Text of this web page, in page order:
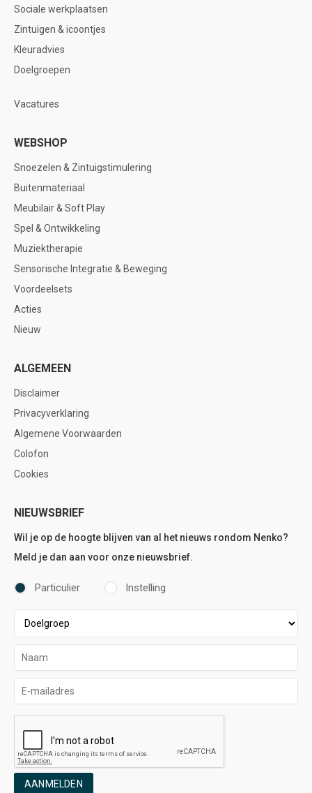
Sociale werkplaatsen
Zintuigen & icoontjes
Kleuradvies
Doelgroepen
Vacatures
WEBSHOP
Snoezelen & Zintuigstimulering
Buitenmateriaal
Meubilair & Soft Play
Spel & Ontwikkeling
Muziektherapie
Sensorische Integratie & Beweging
Voordeelsets
Acties
Nieuw
ALGEMEEN
Disclaimer
Privacyverklaring
Algemene Voorwaarden
Colofon
Cookies
NIEUWSBRIEF
Wil je op de hoogte blijven van al het nieuws rondom Nenko?
Meld je dan aan voor onze nieuwsbrief.
Particulier Instelling
AANMELDEN